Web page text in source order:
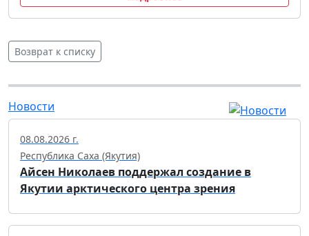
Возврат к списку
Новости
08.08.2026 г.
Республика Саха (Якутия)
Айсен Николаев поддержал создание в
Якутии арктического центра зрения